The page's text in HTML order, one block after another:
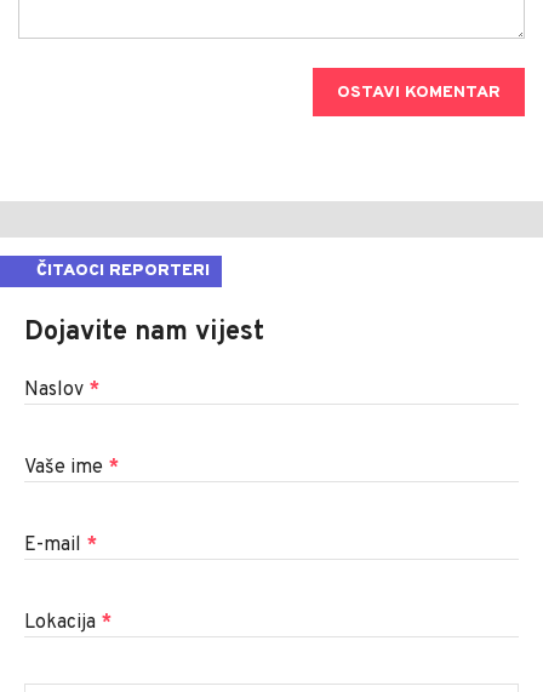
OSTAVI KOMENTAR
ČITAOCI REPORTERI
Dojavite nam vijest
Naslov *
Vaše ime *
E-mail *
Lokacija *